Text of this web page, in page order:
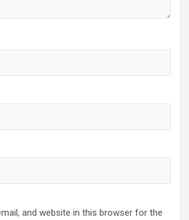
and website in this browser for the